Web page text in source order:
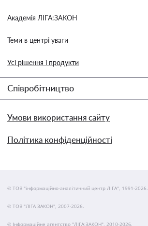
Академія ЛІГА:ЗАКОН
Теми в центрі уваги
Усі рішення і продукти
Співробітництво
Умови використання сайту
Політика конфіденційності
© ТОВ "інформаційно-аналітичний центр ЛІГА", 1991-2026.
© ТОВ "ЛІГА ЗАКОН", 2007-2026.
© Інформаційне агентство "ЛІГА:ЗАКОН", 2010-2026.